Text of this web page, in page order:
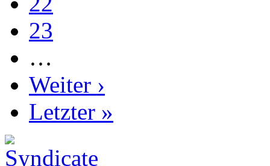
23
…
Weiter ›
Letzter »